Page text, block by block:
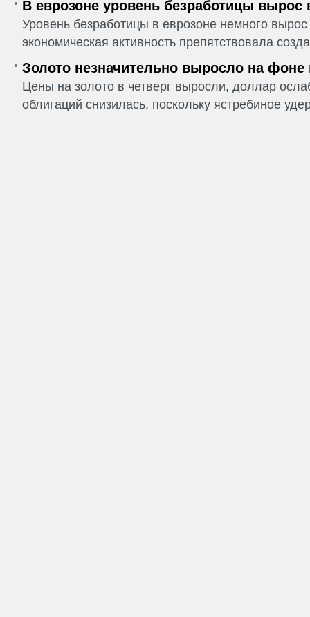
В еврозоне уровень безработицы вырос
Уровень безработицы в еврозоне немного
экономическая активность препятствовала
Золото незначительно выросло на фоне
Цены на золото в четверг выросли, доллар
облигаций снизилась, поскольку ястребиное